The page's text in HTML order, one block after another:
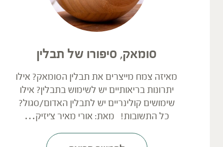
סומאק, סיפורו של תבלין
מאיזה צמח מייצרים את תבלין הסומאק? אילו
יתרונות בריאותיים יש לשימוש בתבלין? אילו
שימושים קולינריים יש לתבלין האדום/סגול?
כל התשובות! מאת: אורי מאיר צ'יזיק…